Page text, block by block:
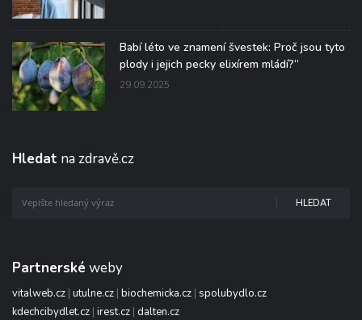
Babí léto ve znamení švestek: Proč jsou tyto
plody i jejich pecky elixírem mládí?“
29.09.2025
Hledat na zdravě.cz
HLEDAT
Partnerské weby
vitalweb.cz | utulne.cz | biochemicka.cz | spolubydlo.cz
kdechcibydlet.cz | irest.cz | dalten.cz